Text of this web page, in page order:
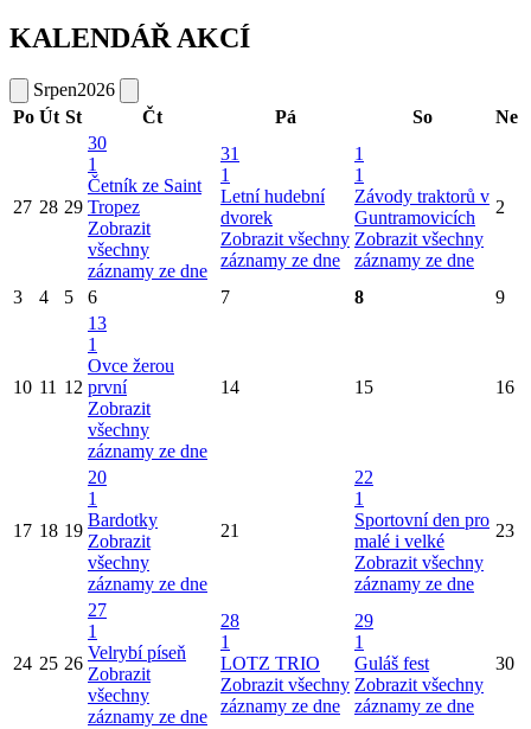
KALENDÁŘ AKCÍ
Srpen2026
Po Út St Čt Pá So Ne
27 28 29
30
1
Četník ze Saint
Tropez
Zobrazit
všechny
záznamy ze dne
31
1
Letní hudební
dvorek
Zobrazit všechny
záznamy ze dne
1
1
Závody traktorů v
Guntramovicích
Zobrazit všechny
záznamy ze dne
2
3 4 5 6 7 8 9
10 11 12
13
1
Ovce žerou
první
Zobrazit
všechny
záznamy ze dne
14 15 16
17 18 19
20
1
Bardotky
Zobrazit
všechny
záznamy ze dne
21
22
1
Sportovní den pro
malé i velké
Zobrazit všechny
záznamy ze dne
23
24 25 26
27
1
Velrybí píseň
Zobrazit
všechny
záznamy ze dne
28
1
LOTZ TRIO
Zobrazit všechny
záznamy ze dne
29
1
Guláš fest
Zobrazit všechny
záznamy ze dne
30